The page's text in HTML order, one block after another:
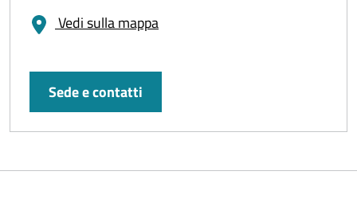
Vedi sulla mappa
Sede e contatti